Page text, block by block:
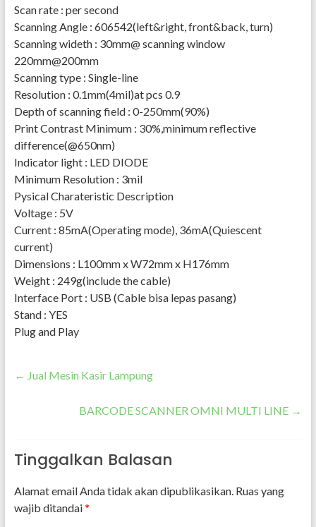
Scan rate : per second
Scanning Angle : 606542(left&right, front&back, turn)
Scanning wideth : 30mm@ scanning window
220mm@200mm
Scanning type : Single-line
Resolution : 0.1mm(4mil)at pcs 0.9
Depth of scanning field : 0-250mm(90%)
Print Contrast Minimum : 30%,minimum reflective
difference(@650nm)
Indicator light : LED DIODE
Minimum Resolution : 3mil
Pysical Charateristic Description
Voltage : 5V
Current : 85mA(Operating mode), 36mA(Quiescent
current)
Dimensions : L100mm x W72mm x H176mm
Weight : 249g(include the cable)
Interface Port : USB (Cable bisa lepas pasang)
Stand : YES
Plug and Play
← Jual Mesin Kasir Lampung
BARCODE SCANNER OMNI MULTI LINE →
Tinggalkan Balasan
Alamat email Anda tidak akan dipublikasikan. Ruas yang
wajib ditandai*